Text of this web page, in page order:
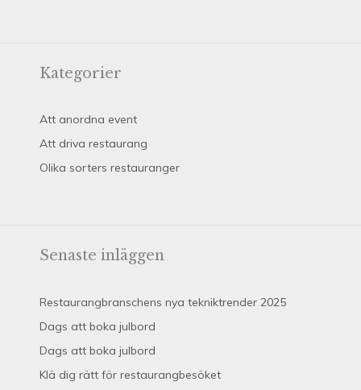
Kategorier
Att anordna event
Att driva restaurang
Olika sorters restauranger
Senaste inläggen
Restaurangbranschens nya tekniktrender 2025
Dags att boka julbord
Dags att boka julbord
Klä dig rätt för restaurangbesöket